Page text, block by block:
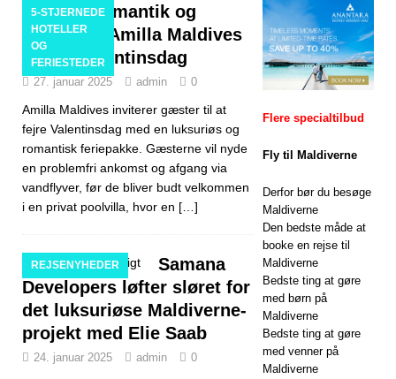
udsalg med op
til 80% rabat og
gratis transport
SÆRLIGE
[13. november
2025]
lykke på Nova
Maldives med
55% rabat
SÆRLIGE
5-STJERNEDE
HOTELLER
OG
FERIESTEDER
Oplev romantik og
luksus på Amilla Maldives
denne Valentinsdag
27. januar 2025 admin 0
Amilla Maldives inviterer gæster til at
fejre Valentinsdag med en luksuriøs og
romantisk feriepakke. Gæsterne vil nyde
en problemfri ankomst og afgang via
vandflyver, før de bliver budt velkommen
i en privat poolvilla, hvor en […]
REJSENYHEDER
Samana
Developers løfter sløret for
det luksuriøse Maldiverne-
projekt med Elie Saab
24. januar 2025 admin 0
Flere specialtilbud
Fly til Maldiverne
Derfor bør du besøge
Maldiverne
Den bedste måde at
booke en rejse til
Maldiverne
Bedste ting at gøre
med børn på
Maldiverne
Bedste ting at gøre
med venner på
Maldiverne